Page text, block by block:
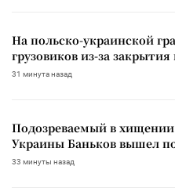
На польско-украинской
грузовиков из-за
31 минута назад
Подозреваемый в
Украины Баньков вышел
33 минуты назад